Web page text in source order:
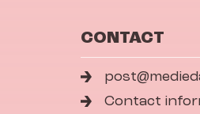
CONTACT
Contact